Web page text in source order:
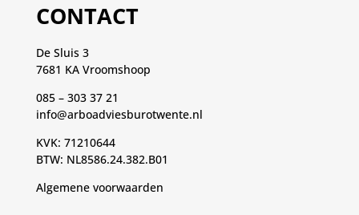
CONTACT
De Sluis 3
7681 KA Vroomshoop
085 – 303 37 21
info@arboadviesburotwente.nl
KVK: 71210644
BTW: NL8586.24.382.B01
Algemene voorwaarden